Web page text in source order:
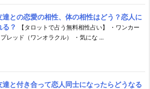
達との恋愛の相性、体の相性はどう？恋人に
る？
【タロットで占う無料相性占い】 ・ワンカー
プレッド（ワンオラクル） ・気にな ...
達と付き合って恋人同士になったらどうなる